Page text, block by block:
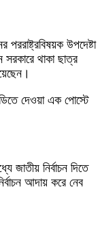
উপদেষ্টা
সরকারে থাকা ছাত্র
দেওয়া এক পোস্টে
জাতীয় নির্বাচন দিতে
আদায় করে নেব